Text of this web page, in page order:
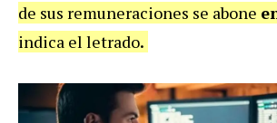
de sus remuneraciones se abone
indica el letrado.